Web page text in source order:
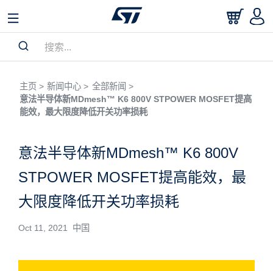
主页 > 新闻中心 > 全部新闻 >
意法半导体新MDmesh™ K6 800V STPOWER MOSFET提高
能效，最大限度降低开关功率损耗
意法半导体新MDmesh™ K6 800V
STPOWER MOSFET提高能效，最
大限度降低开关功率损耗
Oct 11, 2021 中国